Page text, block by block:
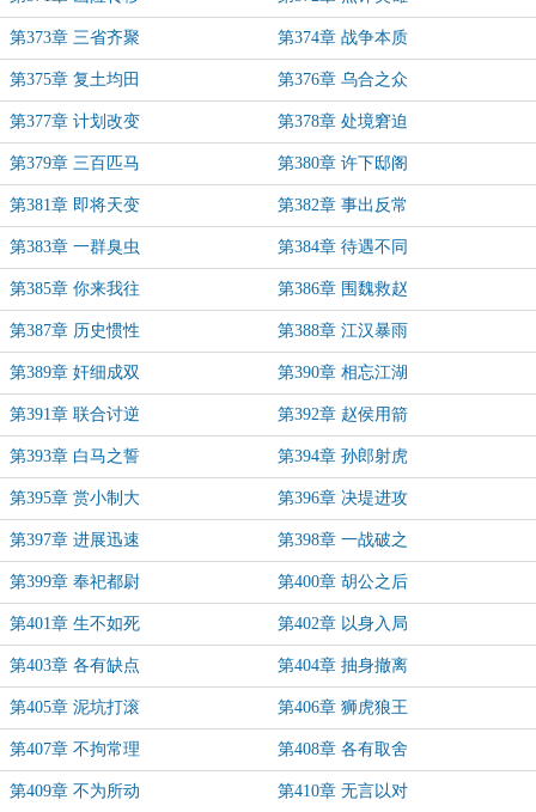
第373章 三省齐聚 第374章 战争本质
第375章 复土均田 第376章 乌合之众
第377章 计划改变 第378章 处境窘迫
第379章 三百匹马 第380章 许下邸阁
第381章 即将天变 第382章 事出反常
第383章 一群臭虫 第384章 待遇不同
第385章 你来我往 第386章 围魏救赵
第387章 历史惯性 第388章 江汉暴雨
第389章 奸细成双 第390章 相忘江湖
第391章 联合讨逆 第392章 赵侯用箭
第393章 白马之誓 第394章 孙郎射虎
第395章 赏小制大 第396章 决堤进攻
第397章 进展迅速 第398章 一战破之
第399章 奉祀都尉 第400章 胡公之后
第401章 生不如死 第402章 以身入局
第403章 各有缺点 第404章 抽身撤离
第405章 泥坑打滚 第406章 狮虎狼王
第407章 不拘常理 第408章 各有取舍
第409章 不为所动 第410章 无言以对